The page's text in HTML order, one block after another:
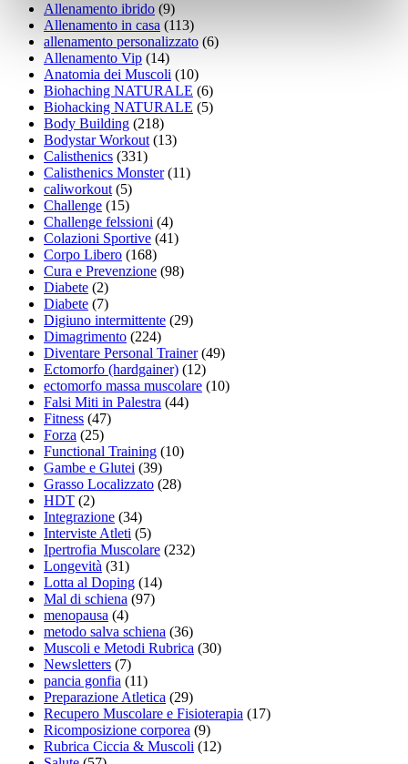
Allenamento ibrido (9)
Allenamento in casa (113)
allenamento personalizzato (6)
Allenamento Vip (14)
Anatomia dei Muscoli (10)
Biohaching NATURALE (6)
Biohacking NATURALE (5)
Body Building (218)
Bodystar Workout(13)
Calisthenics (331)
Calisthenics Monster(11)
caliworkout(5)
Challenge (15)
Challenge felssioni (4)
Colazioni Sportive (41)
Corpo Libero (168)
Cura e Prevenzione (98)
Diabete (2)
Diabete (7)
Digiuno intermittente (29)
Dimagrimento (224)
Diventare Personal Trainer(49)
Ectomorfo (hardgainer) (12)
ectomorfo massa muscolare (10)
Falsi Miti in Palestra (44)
Fitness (47)
Forza (25)
Functional Training (10)
Gambe e Glutei (39)
Grasso Localizzato (28)
HDT (2)
Integrazione (34)
Interviste Atleti (5)
Ipertrofia Muscolare (232)
Longevità (31)
Lotta al Doping (14)
Mal di schiena (97)
menopausa (4)
metodo salva schiena (36)
Muscoli e Metodi Rubrica (30)
Newsletters (7)
pancia gonfia (11)
Preparazione Atletica (29)
Recupero Muscolare e Fisioterapia (17)
Ricomposizione corporea (9)
Rubrica Ciccia & Muscoli (12)